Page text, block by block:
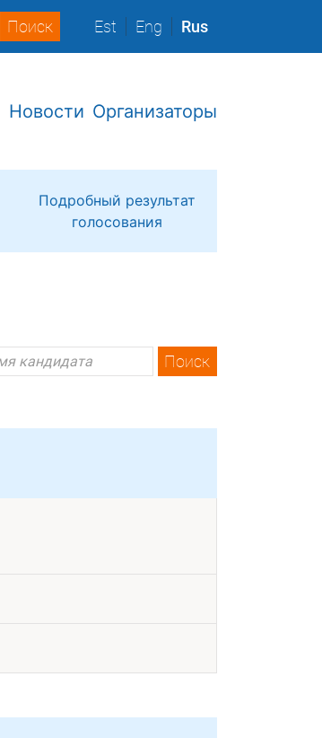
Est Eng Rus
Новости Организаторы
Подробный результат
голосования
Поиск